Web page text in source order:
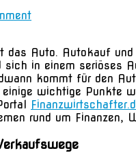
das Auto. Autokauf
in einem seriöses
kommt für den
wichtige Punkte
rund um Finanzen,